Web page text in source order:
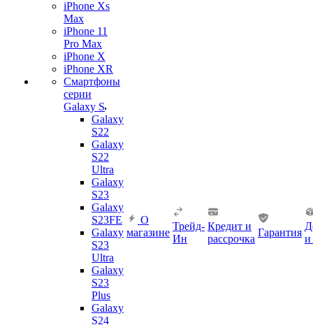
iPhone Xs
Max
iPhone 11
Pro Max
iPhone X
iPhone XR
Смартфоны
серии
Galaxy S
Galaxy
S22
Galaxy
S22
Ultra
Galaxy
S23
Galaxy
S23FE
Galaxy
S23
Ultra
Galaxy
S23
Plus
Galaxy
S24
О
магазине
Трейд-
Ин
Кредит и
рассрочка
Гарантия
и